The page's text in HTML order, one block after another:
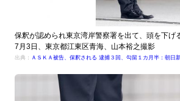
保釈が認められ東京湾岸警察署を出て、頭を下げ
7月3日、東京都江東区青海、山本裕之撮影
出典： ＡＳＫＡ被告、保釈される 逮捕３回、勾留１カ月半：朝日